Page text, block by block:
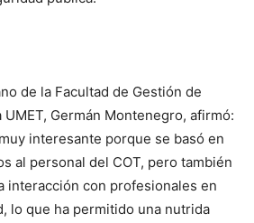
de la Facultad de Gestión de
Germán Montenegro, afirmó:
interesante porque se basó en
al personal del COT, pero también
interacción con profesionales en
lo que ha permitido una nutrida